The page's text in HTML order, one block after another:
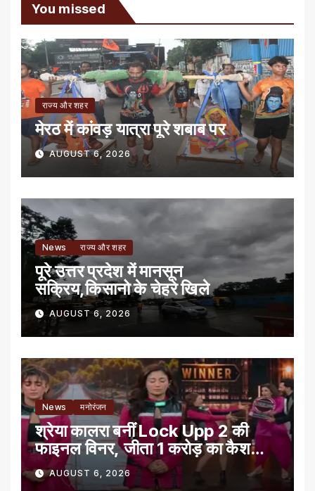
You missed
राज्य और शहर
मेरठ में कांवड़ यात्रा पूरे शबाब पर
AUGUST 6, 2026
News राज्य और शहर
पूरे उत्तर प्रदेश में मानसून
सक्रिय,किसानो के चेहरे खिले
AUGUST 6, 2026
News मनोरंजन
श्रेया कालरा बनीं Lock Upp 2 की
फाइनल विनर, जीता 1 करोड़ का कैश
प्राइज
AUGUST 6, 2026